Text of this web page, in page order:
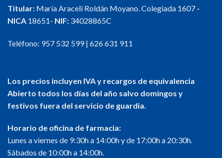
Titular: María Araceli Roldán Moyano. Colegiada 1607 -
NICA 18651- NIF: 34028865C
Teléfono: 957 532 599| 626 631 911
Los precios incluyen IVA y recargos de equivalencia
Abierto todos los días del año salvo domingos y
festivos fuera del servicio de guardia.
Horario de oficina de farmacia:
Lunes a viernes de 9:30h a 14:00h y de 17:00h a 20:30h.
Sábados de 10:00h a 14:00h.